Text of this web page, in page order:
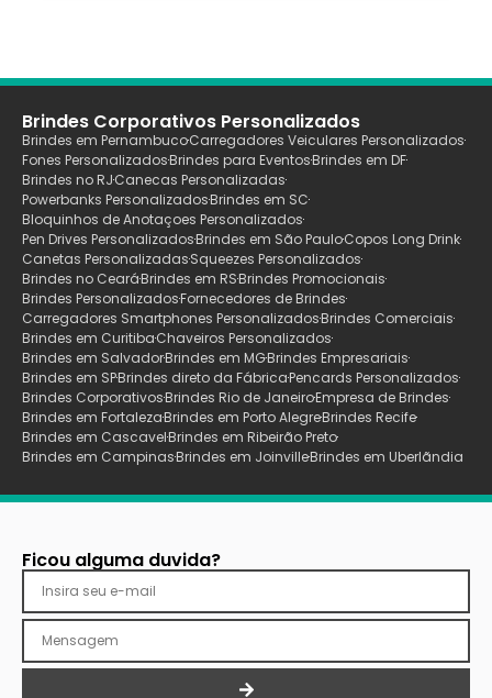
Brindes Corporativos Personalizados
Brindes em PernambucoCarregadores Veiculares Personalizados
Fones PersonalizadosBrindes para EventosBrindes em DF
Brindes no RJCanecas Personalizadas
Powerbanks PersonalizadosBrindes em SC
Bloquinhos de Anotaçoes Personalizados
Pen Drives PersonalizadosBrindes em São PauloCopos Long Drink
Canetas PersonalizadasSqueezes Personalizados
Brindes no CearáBrindes em RSBrindes Promocionais
Brindes PersonalizadosFornecedores de Brindes
Carregadores Smartphones PersonalizadosBrindes Comerciais
Brindes em CuritibaChaveiros Personalizados
Brindes em SalvadorBrindes em MGBrindes Empresariais
Brindes em SPBrindes direto da FábricaPencards Personalizados
Brindes CorporativosBrindes Rio de JaneiroEmpresa de Brindes
Brindes em FortalezaBrindes em Porto AlegreBrindes Recife
Brindes em CascavelBrindes em Ribeirão Preto
Brindes em CampinasBrindes em JoinvilleBrindes em Uberlãndia
Ficou alguma duvida?